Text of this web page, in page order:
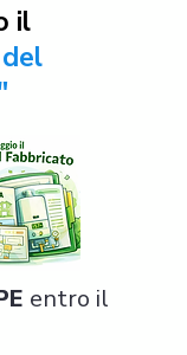
il
entro il